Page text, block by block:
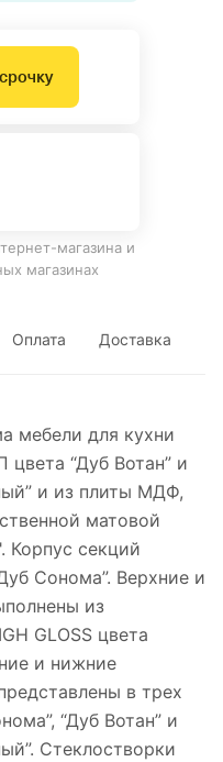
магазина и
магазинах
Оплата Доставка
мебели для кухни
“Дуб Вотан” и
и из плиты МДФ,
матовой
Корпус секций
Сонома”. Верхние и
из
GLOSS цвета
и нижние
в трех
“Дуб Вотан” и
Стеклостворки